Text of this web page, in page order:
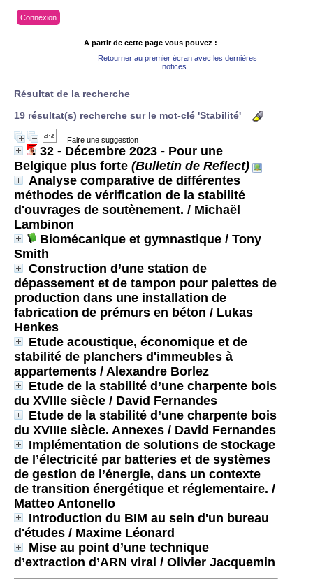
Connexion
A partir de cette page vous pouvez :
Retourner au premier écran avec les dernières
notices...
Résultat de la recherche
19 résultat(s) recherche sur le mot-clé 'Stabilité'
Faire une suggestion
32 - Décembre 2023 - Pour une
Belgique plus forte (Bulletin de Reflect)
Analyse comparative de différentes
méthodes de vérification de la stabilité
d'ouvrages de soutènement. / Michaël
Lambinon
Biomécanique et gymnastique / Tony
Smith
Construction d’une station de
dépassement et de tampon pour palettes de
production dans une installation de
fabrication de prémurs en béton / Lukas
Henkes
Etude acoustique, économique et de
stabilité de planchers d'immeubles à
appartements / Alexandre Borlez
Etude de la stabilité d’une charpente bois
du XVIIIe siècle / David Fernandes
Etude de la stabilité d’une charpente bois
du XVIIIe siècle. Annexes / David Fernandes
Implémentation de solutions de stockage
de l’électricité par batteries et de systèmes
de gestion de l’énergie, dans un contexte
de transition énergétique et réglementaire. /
Matteo Antonello
Introduction du BIM au sein d'un bureau
d'études / Maxime Léonard
Mise au point d’une technique
d’extraction d’ARN viral / Olivier Jacquemin